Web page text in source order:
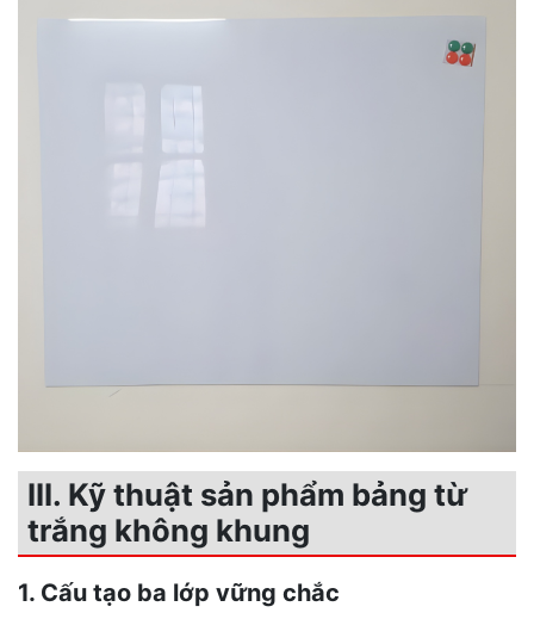
III. Kỹ thuật sản phẩm bảng từ
trắng không khung
1. Cấu tạo ba lớp vững chắc